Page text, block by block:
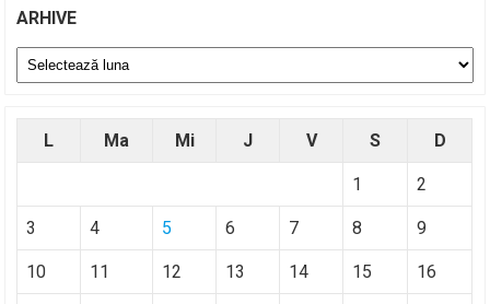
ARHIVE
Arhive
L Ma Mi J V S D
1 2
3 4 5 6 7 8 9
10 11 12 13 14 15 16